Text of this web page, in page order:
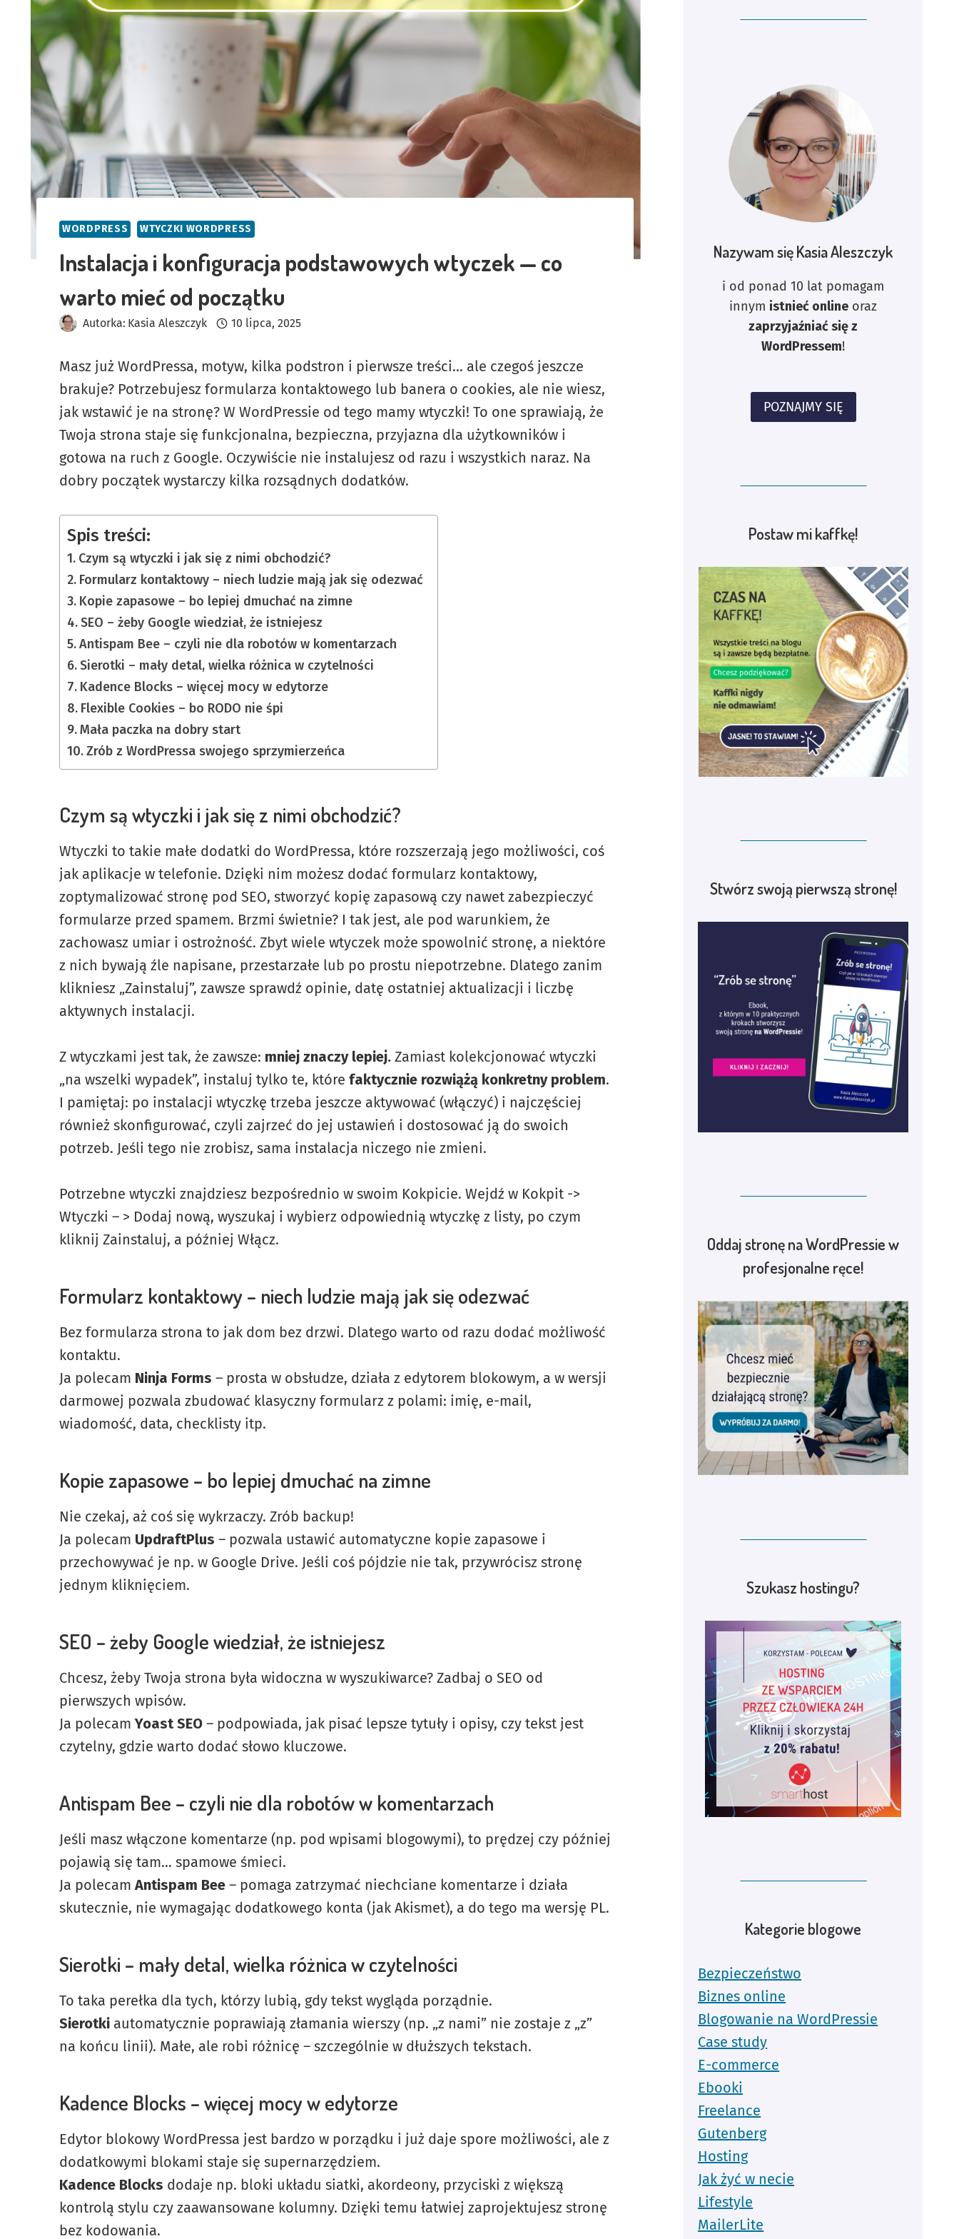
WORDPRESS WTYCZKI WORDPRESS
Instalacja i konfiguracja podstawowych wtyczek — co
warto mieć od początku
Autorka: Kasia Aleszczyk 10 lipca, 2025
Masz już WordPressa, motyw, kilka podstron i pierwsze treści… ale czegoś jeszcze
brakuje? Potrzebujesz formularza kontaktowego lub banera o cookies, ale nie wiesz,
jak wstawić je na stronę? W WordPressie od tego mamy wtyczki! To one sprawiają, że
Twoja strona staje się funkcjonalna, bezpieczna, przyjazna dla użytkowników i
gotowa na ruch z Google. Oczywiście nie instalujesz od razu i wszystkich naraz. Na
dobry początek wystarczy kilka rozsądnych dodatków.
Spis treści:
Czym są wtyczki i jak się z nimi obchodzić?
Formularz kontaktowy – niech ludzie mają jak się odezwać
Kopie zapasowe – bo lepiej dmuchać na zimne
SEO – żeby Google wiedział, że istniejesz
Antispam Bee – czyli nie dla robotów w komentarzach
Sierotki – mały detal, wielka różnica w czytelności
Kadence Blocks – więcej mocy w edytorze
Flexible Cookies – bo RODO nie śpi
Mała paczka na dobry start
Zrób z WordPressa swojego sprzymierzeńca
Czym są wtyczki i jak się z nimi obchodzić?
Wtyczki to takie małe dodatki do WordPressa, które rozszerzają jego możliwości, coś
jak aplikacje w telefonie. Dzięki nim możesz dodać formularz kontaktowy,
zoptymalizować stronę pod SEO, stworzyć kopię zapasową czy nawet zabezpieczyć
formularze przed spamem. Brzmi świetnie? I tak jest, ale pod warunkiem, że
zachowasz umiar i ostrożność. Zbyt wiele wtyczek może spowolnić stronę, a niektóre
z nich bywają źle napisane, przestarzałe lub po prostu niepotrzebne. Dlatego zanim
klikniesz „Zainstaluj”, zawsze sprawdź opinie, datę ostatniej aktualizacji i liczbę
aktywnych instalacji.
Z wtyczkami jest tak, że zawsze: mniej znaczy lepiej. Zamiast kolekcjonować wtyczki
„na wszelki wypadek”, instaluj tylko te, które faktycznie rozwiążą konkretny problem.
I pamiętaj: po instalacji wtyczkę trzeba jeszcze aktywować (włączyć) i najczęściej
również skonfigurować, czyli zajrzeć do jej ustawień i dostosować ją do swoich
potrzeb. Jeśli tego nie zrobisz, sama instalacja niczego nie zmieni.
Potrzebne wtyczki znajdziesz bezpośrednio w swoim Kokpicie. Wejdź w Kokpit ->
Wtyczki – > Dodaj nową, wyszukaj i wybierz odpowiednią wtyczkę z listy, po czym
kliknij Zainstaluj, a później Włącz.
Formularz kontaktowy – niech ludzie mają jak się odezwać
Bez formularza strona to jak dom bez drzwi. Dlatego warto od razu dodać możliwość
kontaktu.
Ja polecam Ninja Forms – prosta w obsłudze, działa z edytorem blokowym, a w wersji
darmowej pozwala zbudować klasyczny formularz z polami: imię, e-mail,
wiadomość, data, checklisty itp.
Kopie zapasowe – bo lepiej dmuchać na zimne
Nie czekaj, aż coś się wykrzaczy. Zrób backup!
Ja polecam UpdraftPlus – pozwala ustawić automatyczne kopie zapasowe i
przechowywać je np. w Google Drive. Jeśli coś pójdzie nie tak, przywrócisz stronę
jednym kliknięciem.
SEO – żeby Google wiedział, że istniejesz
Chcesz, żeby Twoja strona była widoczna w wyszukiwarce? Zadbaj o SEO od
pierwszych wpisów.
Ja polecamYoast SEO – podpowiada, jak pisać lepsze tytuły i opisy, czy tekst jest
czytelny, gdzie warto dodać słowo kluczowe.
Antispam Bee – czyli nie dla robotów w komentarzach
Jeśli masz włączone komentarze (np. pod wpisami blogowymi), to prędzej czy później
pojawią się tam… spamowe śmieci.
Ja polecamAntispam Bee – pomaga zatrzymać niechciane komentarze i działa
skutecznie, nie wymagając dodatkowego konta (jak Akismet), a do tego ma wersję PL.
Sierotki – mały detal, wielka różnica w czytelności
To taka perełka dla tych, którzy lubią, gdy tekst wygląda porządnie.
Sierotki automatycznie poprawiają złamania wierszy (np. „z nami” nie zostaje z „z”
na końcu linii). Małe, ale robi różnicę – szczególnie w dłuższych tekstach.
Kadence Blocks – więcej mocy w edytorze
Edytor blokowy WordPressa jest bardzo w porządku i już daje spore możliwości, ale z
dodatkowymi blokami staje się supernarzędziem.
Kadence Blocks dodaje np. bloki układu siatki, akordeony, przyciski z większą
kontrolą stylu czy zaawansowane kolumny. Dzięki temu łatwiej zaprojektujesz stronę
bez kodowania.
Nazywam się Kasia Aleszczyk
i od ponad 10 lat pomagam
innym istnieć online oraz
zaprzyjaźniać się z
WordPressem!
POZNAJMY SIĘ
Postaw mi kaffkę!
Stwórz swoją pierwszą stronę!
Oddaj stronę na WordPressie w
profesjonalne ręce!
Szukasz hostingu?
Kategorie blogowe
Bezpieczeństwo
Biznes online
Blogowanie na WordPressie
Case study
E-commerce
Ebooki
Freelance
Gutenberg
Hosting
Jak żyć w necie
Lifestyle
MailerLite